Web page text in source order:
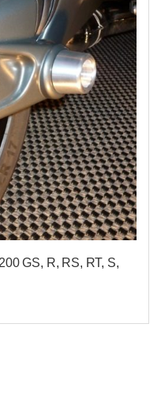
GS, R, RS, RT, S,